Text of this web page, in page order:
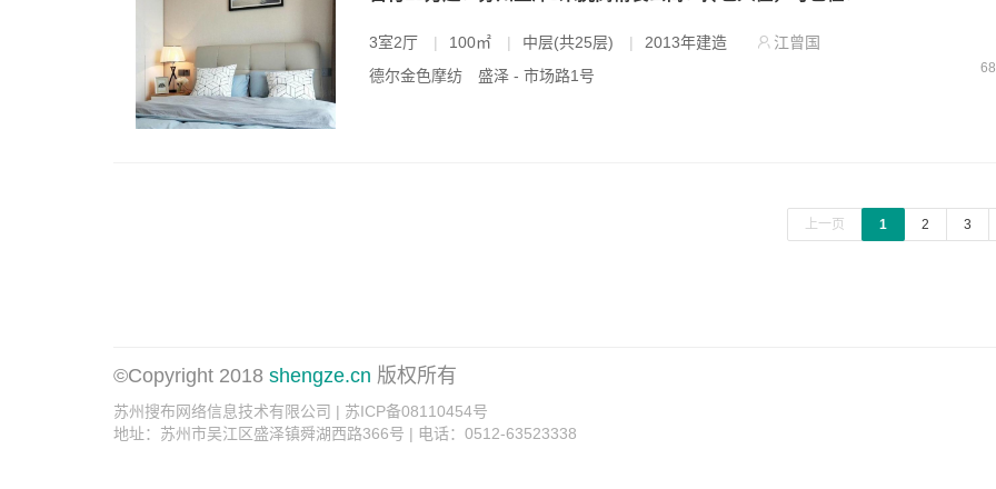
3室2厅 | 100㎡ | 中层(共25层) | 2013年建造
江曾国
德尔金色摩纺
盛泽 - 市场路1号
上一页 1 2 3
©Copyright 2018 shengze.cn 版权所有
苏州搜布网络信息技术有限公司 | 苏ICP备08110454号
地址：苏州市吴江区盛泽镇舜湖西路366号 | 电话：0512-63523338